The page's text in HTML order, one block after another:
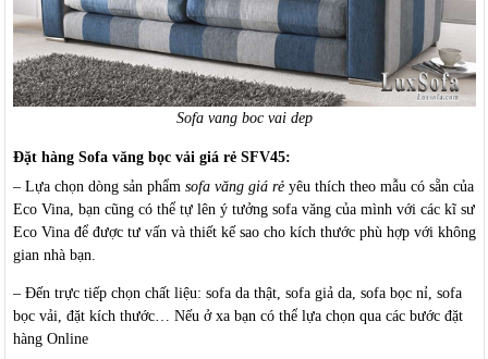
Sofa vang boc vai dep
Đặt hàng Sofa văng bọc vải giá rẻ SFV45:
– Lựa chọn dòng sản phẩm sofa văng giá rẻyêu thích theo mẫu có sẵn của
Eco Vina, bạn cũng có thể tự lên ý tưởng sofa văng của mình với các kĩ sư
Eco Vina để được tư vấn và thiết kế sao cho kích thước phù hợp với không
gian nhà bạn.
– Đến trực tiếp chọn chất liệu: sofa da thật, sofa giả da, sofa bọc nỉ, sofa
bọc vải, đặt kích thước… Nếu ở xa bạn có thể lựa chọn qua các bước đặt
hàng Online